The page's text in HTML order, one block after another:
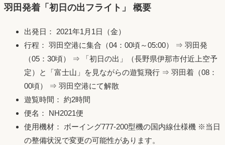
羽田発着「初日の出フライト」 概要
出発日： 2021年1月1日（金）
行程： 羽田空港に集合（04：00頃～05:00） ⇒ 羽田発
（05：30頃） ⇒ 「初日の出」（長野県伊那市付近上空予
定）と「富士山」を見ながらの遊覧飛行 ⇒ 羽田着（08：
00頃） ⇒ 羽田空港にて解散
遊覧時間： 約2時間
便名： NH2021便
使用機材： ボーイング777-200型機の国内線仕様機 ※当日
の整備状況で変更の可能性があります。